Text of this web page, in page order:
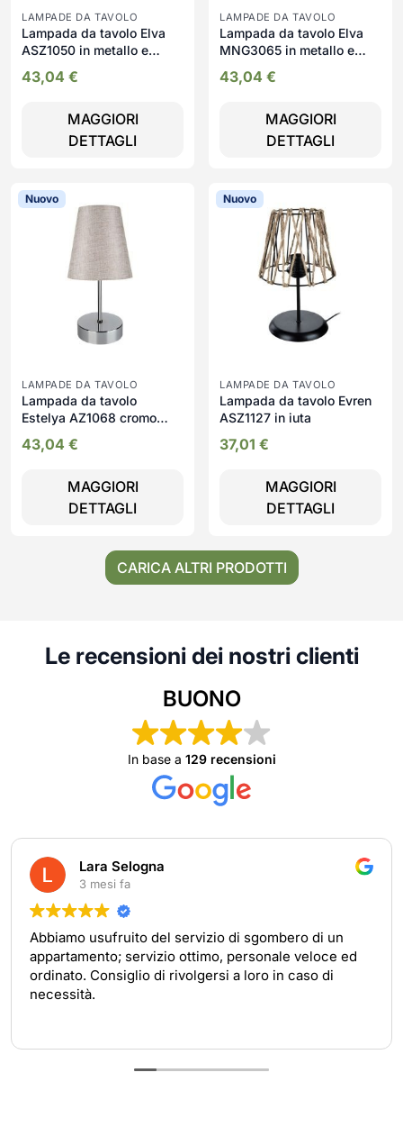
LAMPADE DA TAVOLO
Lampada da tavolo Elva
ASZ1050 in metallo e
43,04 €
MAGGIORI
DETTAGLI
LAMPADE DA TAVOLO
Lampada da tavolo Elva
MNG3065 in metallo e
43,04 €
MAGGIORI
DETTAGLI
Nuovo
LAMPADE DA TAVOLO
Lampada da tavolo
Estelya AZ1068 cromo
43,04 €
MAGGIORI
DETTAGLI
Nuovo
LAMPADE DA TAVOLO
Lampada da tavolo Evren
ASZ1127 in iuta
37,01 €
MAGGIORI
DETTAGLI
CARICA ALTRI PRODOTTI
Le recensioni dei nostri clienti
BUONO
In base a 129 recensioni
Lara Selogna
3 mesi fa
Abbiamo usufruito del servizio di sgombero di un
appartamento; servizio ottimo, personale veloce ed
ordinato. Consiglio di rivolgersi a loro in caso di
necessità.